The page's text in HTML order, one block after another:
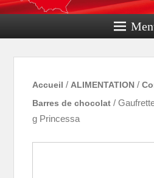
Accueil / ALIMENTATION /
Barres de chocolat /
g Princessa